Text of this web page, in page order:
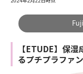
【ETUDE】保
るプチプラファ